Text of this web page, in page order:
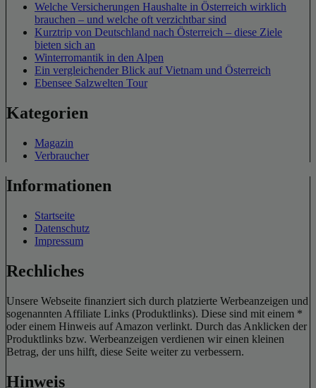
Welche Versicherungen Haushalte in Österreich wirklich
brauchen – und welche oft verzichtbar sind
Kurztrip von Deutschland nach Österreich – diese Ziele
bieten sich an
Winterromantik in den Alpen
Ein vergleichender Blick auf Vietnam und Österreich
Ebensee Salzwelten Tour
Kategorien
Magazin
Verbraucher
Informationen
Startseite
Datenschutz
Impressum
Rechliches
Unsere Webseite finanziert sich durch platzierte Werbeanzeigen und
sogenannten Affiliate Links (Produktlinks). Diese sind mit einem *
oder einem Hinweis auf Amazon verlinkt. Durch das Anklicken der
Produktlinks bzw. Werbeanzeigen verdienen wir einen kleinen
Betrag, der uns hilft, diese Seite weiter zu verbessern.
Hinweis